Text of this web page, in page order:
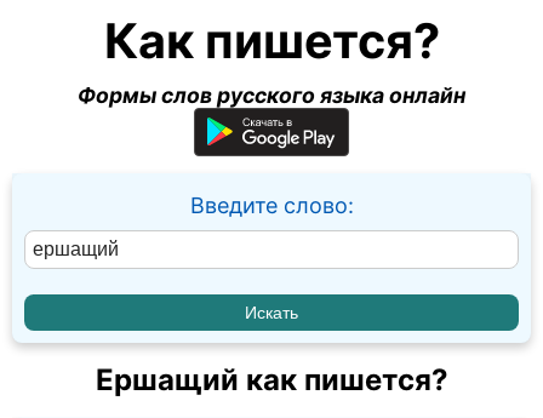
Как пишется?
Формы слов русского языка онлайн
Введите слово:
Ершащий как пишется?